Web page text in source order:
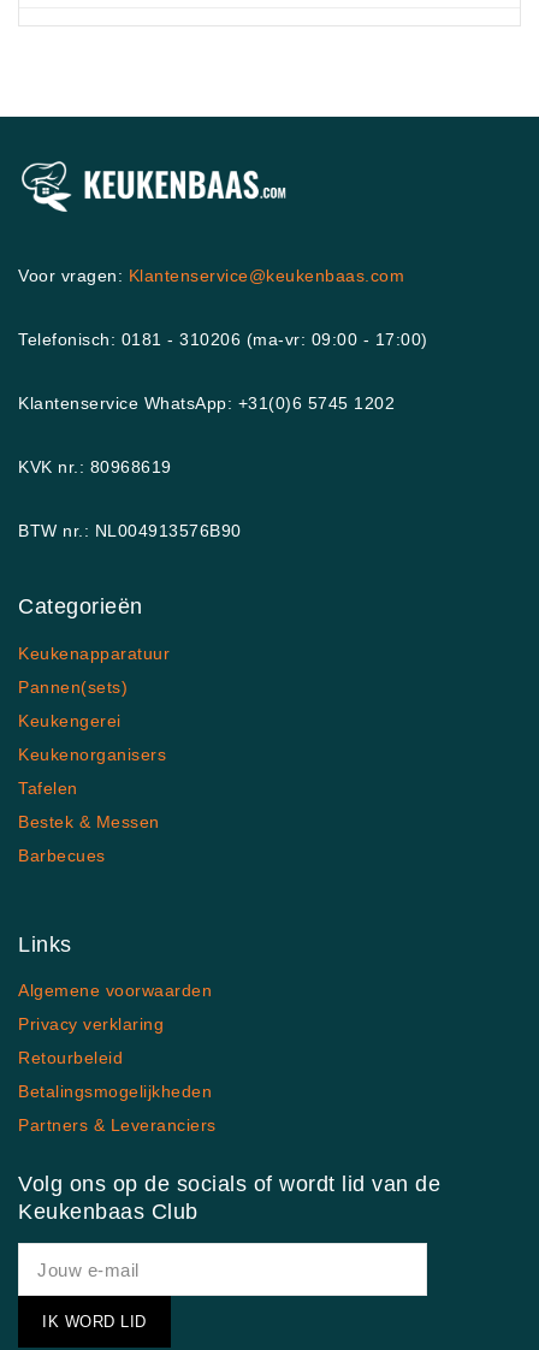
Voor vragen: Klantenservice@keukenbaas.com
Telefonisch: 0181 - 310206 (ma-vr: 09:00 - 17:00)
Klantenservice WhatsApp: +31(0)6 5745 1202
KVK nr.: 80968619
BTW nr.: NL004913576B90
Categorieën
Keukenapparatuur
Pannen(sets)
Keukengerei
Keukenorganisers
Tafelen
Bestek & Messen
Barbecues
Links
Algemene voorwaarden
Privacy verklaring
Retourbeleid
Betalingsmogelijkheden
Partners & Leveranciers
Volg ons op de socials of wordt lid van de
Keukenbaas Club